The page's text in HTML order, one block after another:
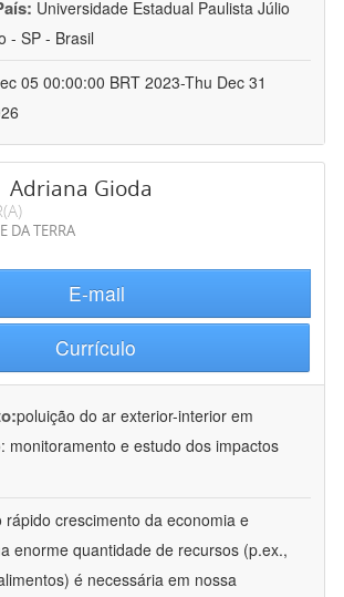
Universidade Estadual Paulista Júlio
- SP - Brasil
05 00:00:00 BRT 2023-Thu Dec 31
Adriana Gioda
DA TERRA
E-mail
Currículo
poluição do ar exterior-interior em
monitoramento e estudo dos impactos
rápido crescimento da economia e
enorme quantidade de recursos (p.ex.,
é necessária em nossa